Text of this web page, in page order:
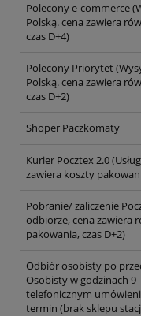
Polecony e-commerce
Polską. cena zawiera
czas D+4)
Polecony Priorytet
Polską. cena zawiera
czas D+2)
Shoper Paczkomaty
Kurier Pocztex 2.0
zawiera koszty
Pobranie/ zaliczenie
odbiorze, cena zawiera
pakowania, czas D+2)
Odbiór osobisty po
Osobisty w godzinach 9
telefonicznym
termin (brak sklepu